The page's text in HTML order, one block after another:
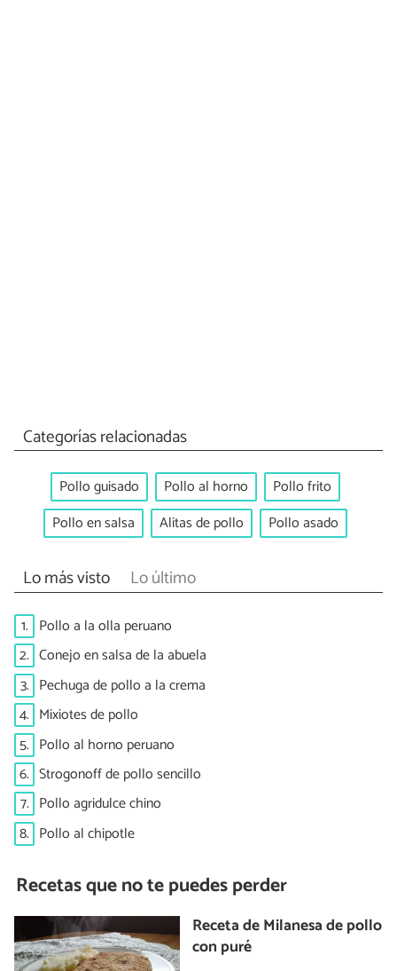
Categorías relacionadas
Pollo guisado Pollo al horno
Pollo frito
Pollo en salsa
Alitas de pollo Pollo asado
Lo más visto Lo último
1. Pollo a la olla peruano
2. Conejo en salsa de la abuela
3. Pechuga de pollo a la crema
4. Mixiotes de pollo
5. Pollo al horno peruano
6. Strogonoff de pollo sencillo
7. Pollo agridulce chino
8. Pollo al chipotle
Recetas que no te puedes perder
Receta de Milanesa de pollo
con puré